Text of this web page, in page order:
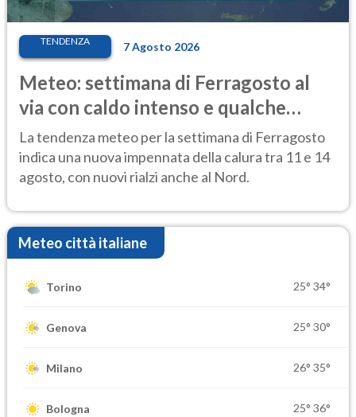
TENDENZA 7 Agosto 2026
Meteo: settimana di Ferragosto al
via con caldo intenso e qualche
temporale
La tendenza meteo per la settimana di Ferragosto
indica una nuova impennata della calura tra 11 e 14
agosto, con nuovi rialzi anche al Nord.
Meteo città italiane
Torino 25° 34°
Genova 25° 30°
Milano 26° 35°
Bologna 25° 36°